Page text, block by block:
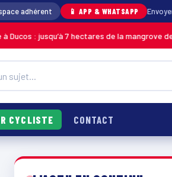
adhérent 📱 APP & WHATSAPP
7 hectares de la mangrove de Génipa
CYCLISTE CONTACT